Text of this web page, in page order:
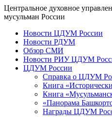
Центральное духовное
мусульман России
Новости ЦДУМ России
Новости РДУМ
Обзор СМИ
Новости РИУ ЦДУМ
ЦДУМ России
Справка о ЦДУМ
Книга
Книга
«Панорама
Награды ЦДУМ